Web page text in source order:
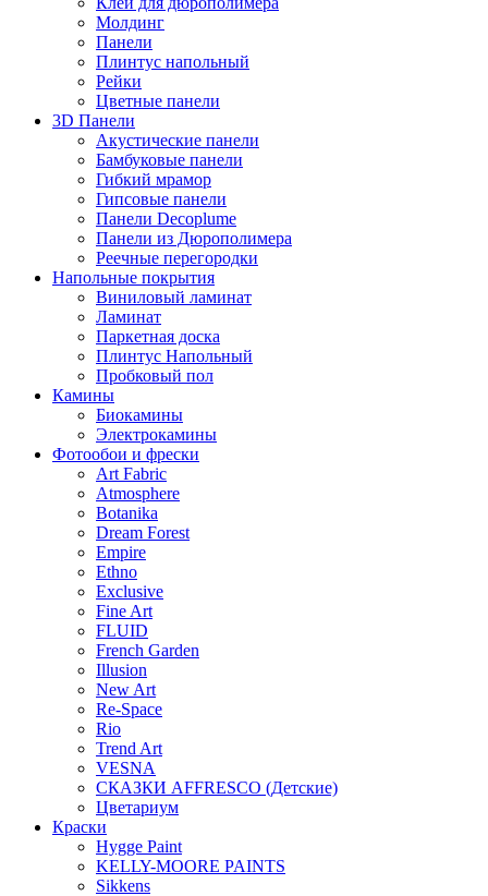
Молдинг
Панели
Плинтус напольный
Рейки
Цветные панели
3D Панели
Акустические панели
Бамбуковые панели
Гибкий мрамор
Гипсовые панели
Панели Decoplume
Панели из Дюрополимера
Реечные перегородки
Напольные покрытия
Виниловый ламинат
Ламинат
Паркетная доска
Плинтус Напольный
Пробковый пол
Камины
Биокамины
Электрокамины
Фотообои и фрески
Art Fabric
Atmosphere
Botanika
Dream Forest
Empire
Ethno
Exclusive
Fine Art
FLUID
French Garden
Illusion
New Art
Re-Space
Rio
Trend Art
VESNA
СКАЗКИ AFFRESCO (Детские)
Цветариум
Краски
Hygge Paint
KELLY-MOORE PAINTS
Sikkens